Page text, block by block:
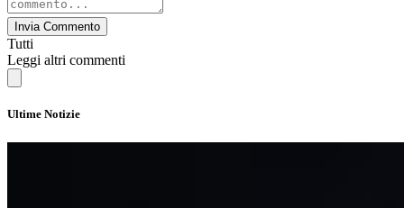
Invia Commento
Tutti
Leggi altri commenti
Ultime Notizie